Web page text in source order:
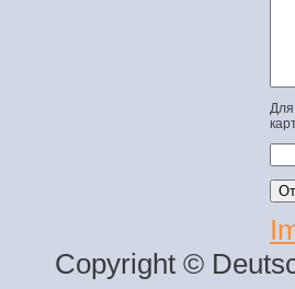
Copyright ©